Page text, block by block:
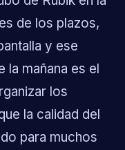
de los plazos,
y ese
la mañana es el
los
la calidad del
para muchos